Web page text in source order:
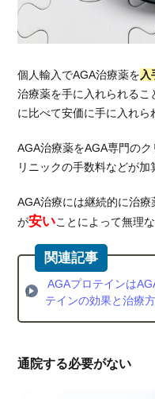
に
通
え
い
人
は
毛
剤
お
す
す
め
6.
総
括：
AGA
薬を
通販
個人輸入でAGA治療薬を入
治療薬を手に入れられる
に比べて安価に手に入れら
AGA治療薬をAGA専門の
リニックの手数料などが加
AGA治療には継続的に治
が安いことによって無理
AGAプロテインは
テインの効果と治療
通院する必要がない